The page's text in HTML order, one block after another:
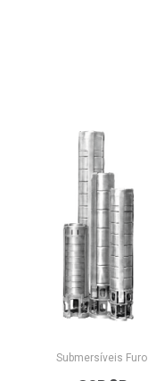
Submersíveis Furo